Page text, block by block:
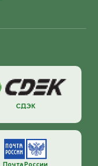
СДЭК
Почта России